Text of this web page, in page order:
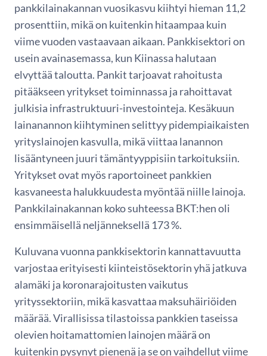
pankkilainakannan vuosikasvu kiihtyi hieman 11,2
prosenttiin, mikä on kuitenkin hitaampaa kuin
viime vuoden vastaavaan aikaan. Pankkisektori on
usein avainasemassa, kun Kiinassa halutaan
elvyttää taloutta. Pankit tarjoavat rahoitusta
pitääkseen yritykset toiminnassa ja rahoittavat
julkisia infrastruktuuri-investointeja. Kesäkuun
lainanannon kiihtyminen selittyy pidempiaikaisten
yrityslainojen kasvulla, mikä viittaa lanannon
lisääntyneen juuri tämäntyyppisiin tarkoituksiin.
Yritykset ovat myös raportoineet pankkien
kasvaneesta halukkuudesta myöntää niille lainoja.
Pankkilainakannan koko suhteessa BKT:hen oli
ensimmäisellä neljänneksellä 173 %.
Kuluvana vuonna pankkisektorin kannattavuutta
varjostaa erityisesti kiinteistösektorin yhä jatkuva
alamäki ja koronarajoitusten vaikutus
yrityssektoriin, mikä kasvattaa maksuhäiriöiden
määrää. Virallisissa tilastoissa pankkien taseissa
olevien hoitamattomien lainojen määrä on
kuitenkin pysynyt pienenä ja se on vaihdellut viime